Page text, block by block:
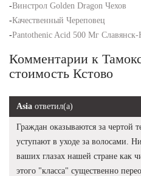
-Винстрол Golden Dragon Чехов
-Качественный Череповец
-Pantothenic Acid 500 Мг
Комментарии к
стоимость Кстово
Asia ответил(а)
Граждан оказываются за
уступают в уходе за волосами.
ваших глазах нашей стране как
этого "класса" существенно